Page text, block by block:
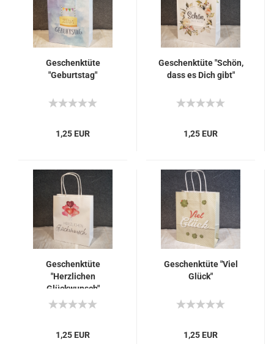
Geschenktüte
"Geburtstag"
1,25 EUR
Geschenktüte "Schön,
dass es Dich gibt"
1,25 EUR
Geschenktüte
"Herzlichen
Glückwunsch"
1,25 EUR
Geschenktüte "Viel
Glück"
1,25 EUR